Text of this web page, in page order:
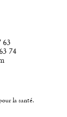
63
74
la santé.